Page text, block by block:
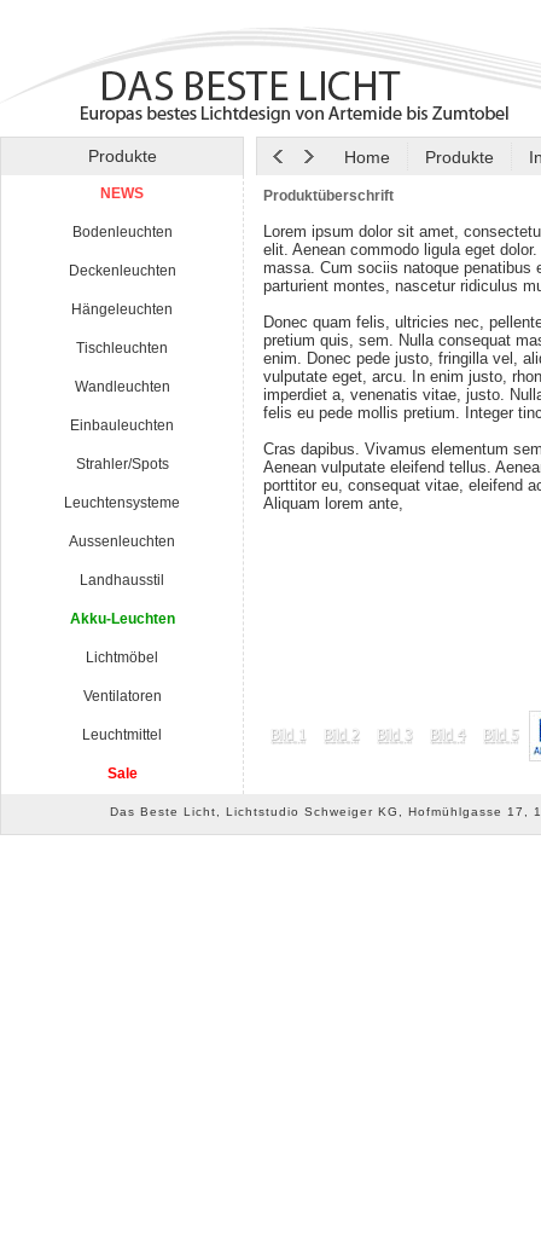
Produkte Home Produkte
NEWS
Bodenleuchten
Deckenleuchten
Hängeleuchten
Tischleuchten
Wandleuchten
Einbauleuchten
Strahler/Spots
Leuchtensysteme
Aussenleuchten
Landhausstil
Akku-Leuchten
Lichtmöbel
Ventilatoren
Leuchtmittel
Sale
Produktüberschrift
Lorem ipsum dolor sit amet,
elit. Aenean commodo ligula eget dolor.
massa. Cum sociis natoque penatibus
parturient montes, nascetur ridiculus
Donec quam felis, ultricies nec,
pretium quis, sem. Nulla consequat
enim. Donec pede justo, fringilla vel,
vulputate eget, arcu. In enim justo,
imperdiet a, venenatis vitae, justo.
felis eu pede mollis pretium. Integer
Cras dapibus. Vivamus elementum
Aenean vulputate eleifend tellus.
porttitor eu, consequat vitae, eleifend
Aliquam lorem ante,
Das Beste Licht, Lichtstudio Schweiger KG, Hofmühlgasse